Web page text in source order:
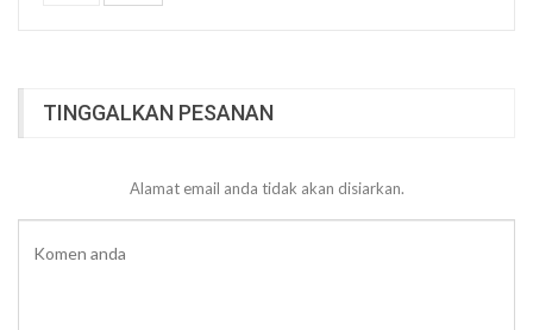
TINGGALKAN PESANAN
Alamat email anda tidak akan disiarkan.